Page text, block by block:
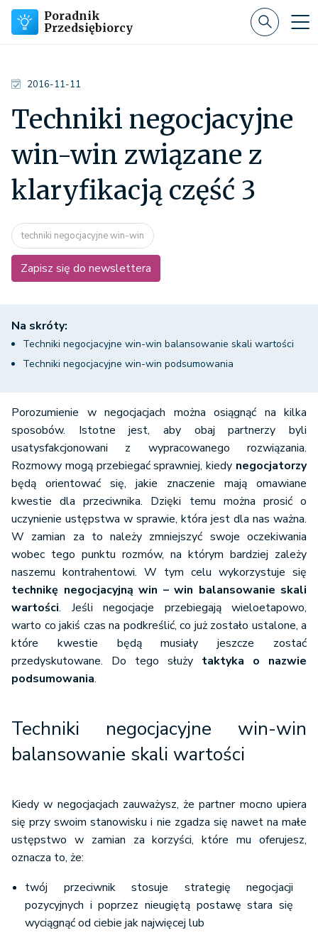
Poradnik
Przedsiębiorcy
2016-11-11
Techniki negocjacyjne
win-win związane z
klaryfikacją część 3
techniki negocjacyjne win-win
Zapisz się do newslettera
Na skróty:
Techniki negocjacyjne win-win balansowanie skali wartości
Techniki negocjacyjne win-win podsumowania
Porozumienie w negocjacjach można osiągnąć na kilka
sposobów. Istotne jest, aby obaj partnerzy byli
usatysfakcjonowani z wypracowanego rozwiązania.
Rozmowy mogą przebiegać sprawniej, kiedy negocjatorzy
będą orientować się, jakie znaczenie mają omawiane
kwestie dla przeciwnika. Dzięki temu można prosić o
uczynienie ustępstwa w sprawie, która jest dla nas ważna.
W zamian za to należy zmniejszyć swoje oczekiwania
wobec tego punktu rozmów, na którym bardziej zależy
naszemu kontrahentowi. W tym celu wykorzystuje się
technikę negocjacyjną win – win balansowanie skali
wartości. Jeśli negocjacje przebiegają wieloetapowo,
warto co jakiś czas na podkreślić, co już zostało ustalone, a
które kwestie będą musiały jeszcze zostać
przedyskutowane. Do tego służy taktyka o nazwie
podsumowania.
Techniki negocjacyjne win-win
balansowanie skali wartości
Kiedy w negocjacjach zauważysz, że partner mocno upiera
się przy swoim stanowisku i nie zgadza się nawet na małe
ustępstwo w zamian za korzyści, które mu oferujesz,
oznacza to, że:
twój przeciwnik stosuje strategię negocjacji
pozycyjnych i poprzez nieugiętą postawę stara się
wyciągnąć od ciebie jak najwięcej lub